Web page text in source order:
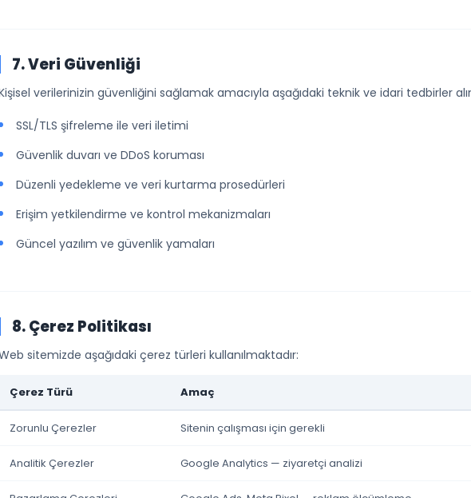
7. Veri Güvenliği
verilerinizin güvenliğini sağlamak amacıyla aşağıdaki teknik ve idari tedbirler
SSL/TLS şifreleme ile veri iletimi
Güvenlik duvarı ve DDoS koruması
Düzenli yedekleme ve veri kurtarma prosedürleri
Erişim yetkilendirme ve kontrol mekanizmaları
Güncel yazılım ve güvenlik yamaları
8. Çerez Politikası
sitemizde aşağıdaki çerez türleri kullanılmaktadır:
Çerez Türü Amaç
Zorunlu Çerezler Sitenin çalışması için gerekli
Analitik Çerezler Google Analytics — ziyaretçi analizi